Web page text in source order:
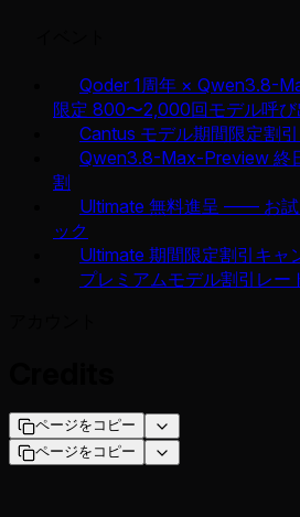
Qoder 1周年 × Qwen3.8-
限定 800〜2,000回モデル呼び
Cantus モデル期間限定割
Qwen3.8-Max-Preview 終
割
Ultimate 無料進呈 —— お
ック
Ultimate 期間限定割引キャ
プレミアムモデル割引レー
ページをコピー
ページをコピー